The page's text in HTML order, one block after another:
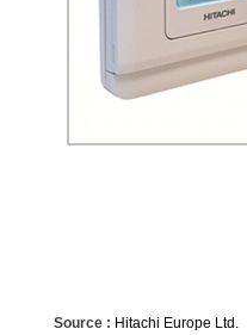
Source : Hitachi Europe Ltd.